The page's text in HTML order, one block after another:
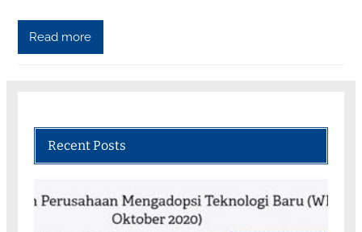
Read more
Recent Posts